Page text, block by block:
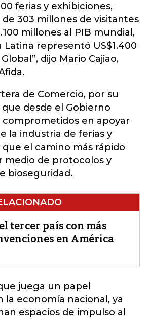
ferias y exhibiciones,
303 millones de visitantes
millones al PIB mundial,
Latina representó US$1.400
dijo Mario Cajiao,
de Comercio, por su
desde el Gobierno
comprometidos en apoyar
la industria de ferias y
que el camino más rápido
medio de protocolos y
bioseguridad.
tercer país con más
en América
juega un papel
la economía nacional, ya
espacios de impulso al